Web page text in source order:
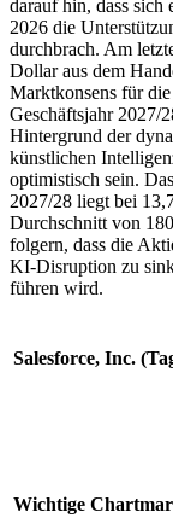
darauf hin, dass sich
2026 die
durchbrach. Am
Dollar aus dem
Marktkonsens für
Geschäftsjahr 2027/
Hintergrund der
künstlichen
optimistisch sein.
2027/28 liegt bei
Durchschnitt von
folgern, dass die
KI-Disruption zu
führen wird.
Salesforce, Inc.
Wichtige